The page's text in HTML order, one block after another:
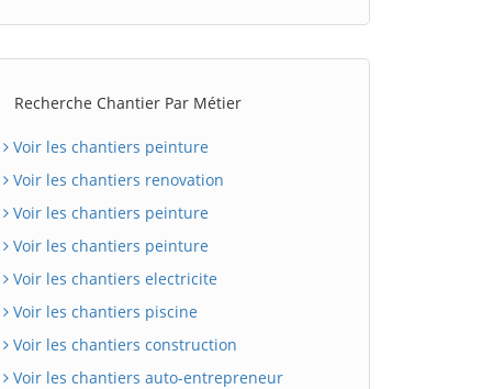
Recherche Chantier Par Métier
Voir les chantiers peinture
Voir les chantiers renovation
Voir les chantiers peinture
Voir les chantiers peinture
Voir les chantiers electricite
Voir les chantiers piscine
Voir les chantiers construction
Voir les chantiers auto-entrepreneur